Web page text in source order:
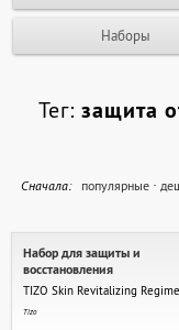
Наборы
Тег: защита
Cначала: популярные ·
Набор для защиты и
восстановления
TIZO Skin Revitalizing
Tizo